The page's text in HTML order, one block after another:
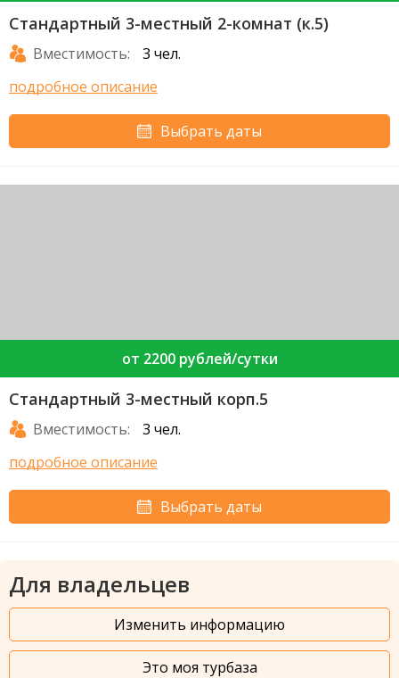
Стандартный 3-местный 2-комнат (к.5)
Вместимость:
3 чел.
подробное описание
Выбрать даты
от 2200 рублей/сутки
Стандартный 3-местный корп.5
Вместимость:
3 чел.
подробное описание
Выбрать даты
Для владельцев
Изменить информацию
Это моя турбаза